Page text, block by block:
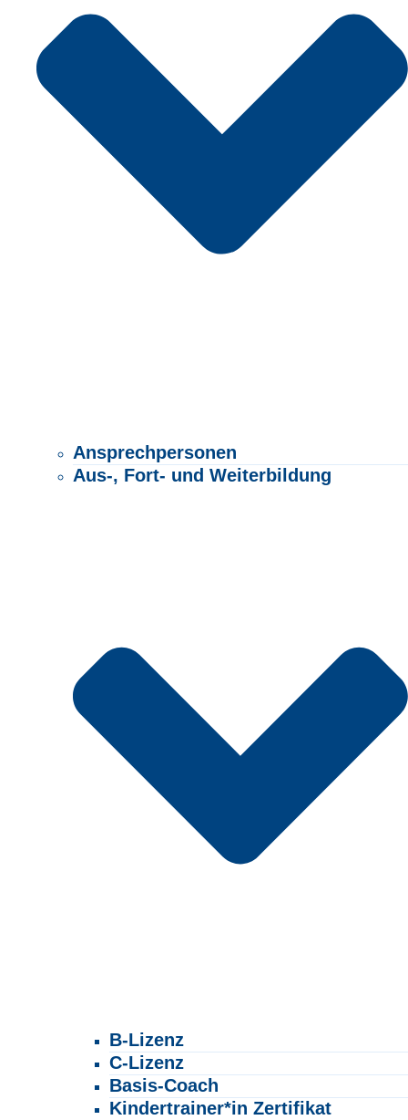
Ansprechpersonen
Aus-, Fort- und Weiterbildung
B-Lizenz
C-Lizenz
Basis-Coach
Kindertrainer*in Zertifikat